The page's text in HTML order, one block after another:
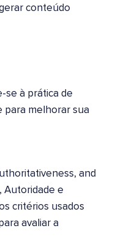
conteúdo
se à prática de
para melhorar sua
and
Autoridade e
critérios usados
avaliar a